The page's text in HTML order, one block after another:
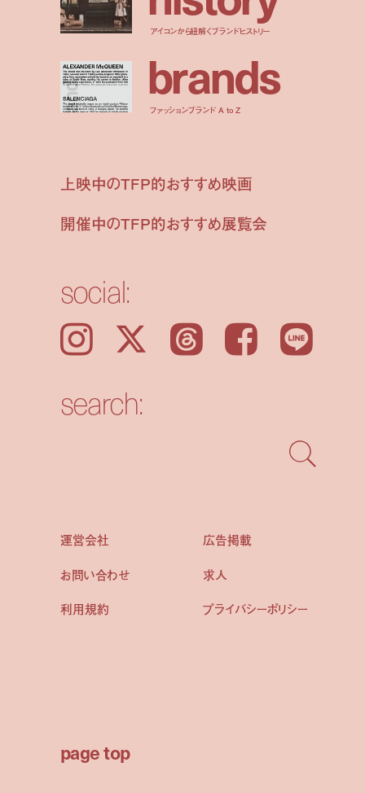
アイコンから紐解くブランドヒストリー
brands
ファッションブランド A to Z
上映中のTFP的おすすめ映画
開催中のTFP的おすすめ展覧会
social:
Instagram 𝕏 Threads Facebook LINE
search:
運営会社
広告掲載
お問い合わせ
求人
利用規約 プライバシーポリシー
page top